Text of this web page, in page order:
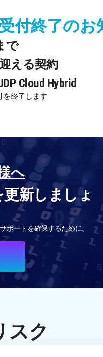
付終了のお
で
える契約
Cloud Hybrid
を終了します
へ
新しましょ
ポートを確保するために。
スク